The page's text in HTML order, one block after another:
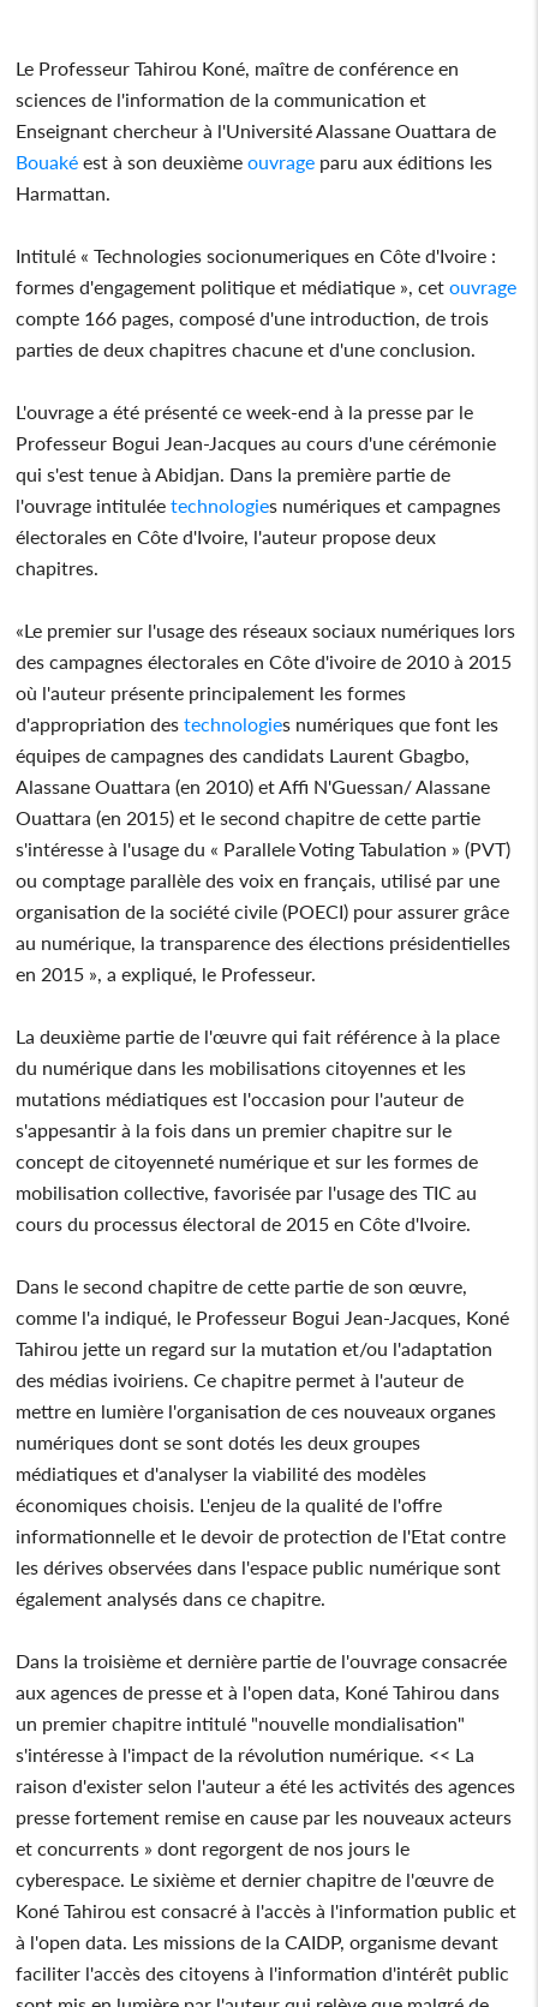
Le Professeur Tahirou Koné, maître de conférence en
sciences de l'information de la communication et
Enseignant chercheur à l'Université Alassane Ouattara de
Bouaké est à son deuxième ouvrage paru aux éditions les
Harmattan.
Intitulé « Technologies socionumeriques en Côte d'Ivoire :
formes d'engagement politique et médiatique », cet ouvrage
compte 166 pages, composé d'une introduction, de trois
parties de deux chapitres chacune et d'une conclusion.
L'ouvrage a été présenté ce week-end à la presse par le
Professeur Bogui Jean-Jacques au cours d'une cérémonie
qui s'est tenue à Abidjan. Dans la première partie de
l'ouvrage intitulée technologies numériques et campagnes
électorales en Côte d'Ivoire, l'auteur propose deux
chapitres.
«Le premier sur l'usage des réseaux sociaux numériques lors
des campagnes électorales en Côte d'ivoire de 2010 à 2015
où l'auteur présente principalement les formes
d'appropriation des technologies numériques que font les
équipes de campagnes des candidats Laurent Gbagbo,
Alassane Ouattara (en 2010) et Affi N'Guessan/ Alassane
Ouattara (en 2015) et le second chapitre de cette partie
s'intéresse à l'usage du « Parallele Voting Tabulation » (PVT)
ou comptage parallèle des voix en français, utilisé par une
organisation de la société civile (POECI) pour assurer grâce
au numérique, la transparence des élections présidentielles
en 2015 », a expliqué, le Professeur.
La deuxième partie de l'œuvre qui fait référence à la place
du numérique dans les mobilisations citoyennes et les
mutations médiatiques est l'occasion pour l'auteur de
s'appesantir à la fois dans un premier chapitre sur le
concept de citoyenneté numérique et sur les formes de
mobilisation collective, favorisée par l'usage des TIC au
cours du processus électoral de 2015 en Côte d'Ivoire.
Dans le second chapitre de cette partie de son œuvre,
comme l'a indiqué, le Professeur Bogui Jean-Jacques, Koné
Tahirou jette un regard sur la mutation et/ou l'adaptation
des médias ivoiriens. Ce chapitre permet à l'auteur de
mettre en lumière l'organisation de ces nouveaux organes
numériques dont se sont dotés les deux groupes
médiatiques et d'analyser la viabilité des modèles
économiques choisis. L'enjeu de la qualité de l'offre
informationnelle et le devoir de protection de l'Etat contre
les dérives observées dans l'espace public numérique sont
également analysés dans ce chapitre.
Dans la troisième et dernière partie de l'ouvrage consacrée
aux agences de presse et à l'open data, Koné Tahirou dans
un premier chapitre intitulé "nouvelle mondialisation"
s'intéresse à l'impact de la révolution numérique. << La
raison d'exister selon l'auteur a été les activités des agences
presse fortement remise en cause par les nouveaux acteurs
et concurrents » dont regorgent de nos jours le
cyberespace. Le sixième et dernier chapitre de l'œuvre de
Koné Tahirou est consacré à l'accès à l'information public et
à l'open data. Les missions de la CAIDP, organisme devant
faciliter l'accès des citoyens à l'information d'intérêt public